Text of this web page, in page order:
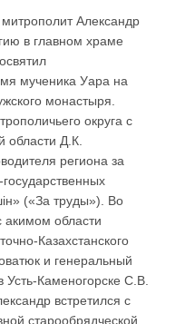
Александр
в главном храме
мученика Уара на
монастыря.
округа с
области Д.К.
региона за
(«За труды»). Во
акимом области
Казахстанского
и генеральный
Усть-Каменогорске С.В.
встретился с
старообрядческой